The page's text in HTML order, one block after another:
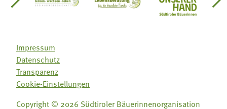
Südtirol
Gärtnervereinigung
Sozialgenossenschaft Mit Bäuerinnen lernen -
Lebensberatung für dieAus unserer
Impressum
Datenschutz
Transparenz
Cookie-Einstellungen
Copyright © 2026 Südtiroler Bäuerinnenorganisation